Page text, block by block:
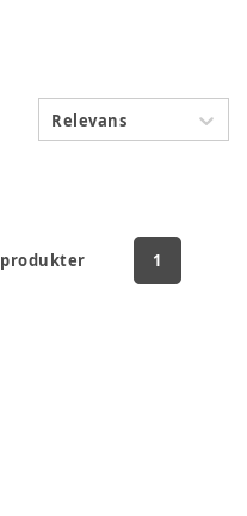
Relevans
produkter 1